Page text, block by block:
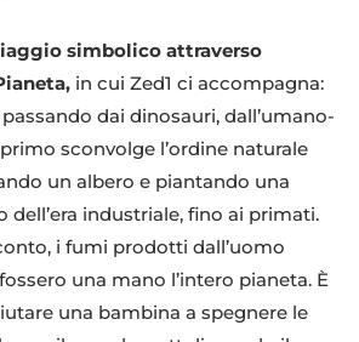
simbolico attraverso
in cui Zed1 ci accompagna:
dai dinosauri, dall’umano-
sconvolge l’ordine naturale
un albero e piantando una
dell’era industriale, fino ai primati.
i fumi prodotti dall’uomo
una mano l’intero pianeta. È
una bambina a spegnere le